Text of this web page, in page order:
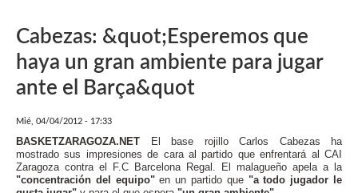
Cabezas: &quot;Esperemos que
haya un gran ambiente para jugar
ante el Barça&quot
Mié, 04/04/2012 - 17:33
BASKETZARAGOZA.NET El base rojillo Carlos Cabezas ha
mostrado sus impresiones de cara al partido que enfrentará al CAI
Zaragoza contra el F.C Barcelona Regal. El malagueño apela a la
"concentración del equipo"en un partido que "a todo jugador le